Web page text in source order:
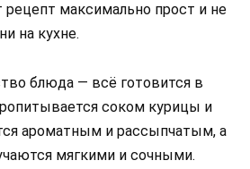
рецепт максимально прост и не
на кухне.
блюда — всё готовится в
соком курицы и
ароматным и рассыпчатым, а
мягкими и сочными.